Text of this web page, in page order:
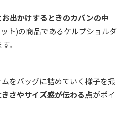
お出かけするときのカバンの中
ト)の商品であるケルプショルダ
。
をバッグに詰めていく様子を撮
さやサイズ感が伝わる点がポイ